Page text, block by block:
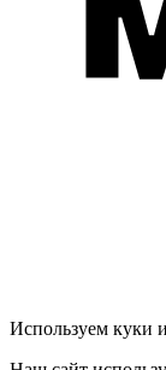
Используем куки